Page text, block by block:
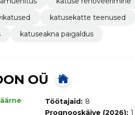
katusekatte teenused
katuseakna paigaldus
OÜ
Töötajaid: 8
Prognooskäive (2026):